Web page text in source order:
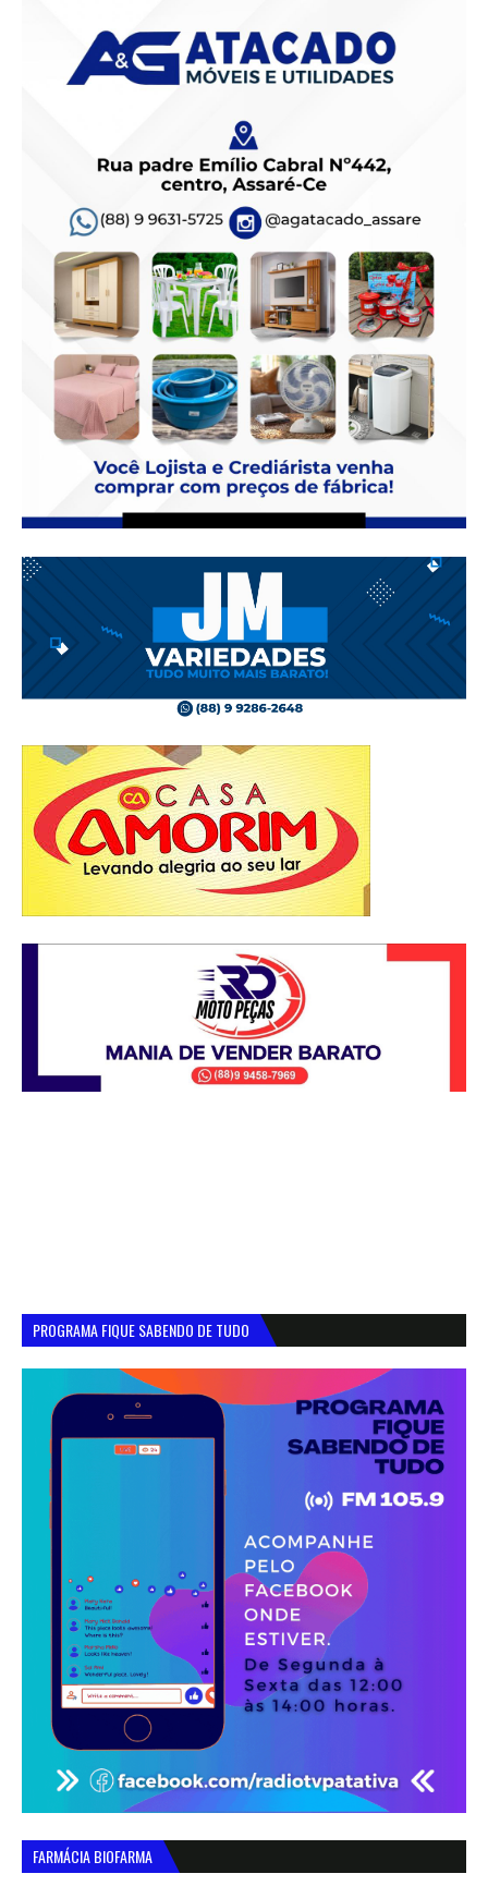
PROGRAMA FIQUE SABENDO DE TUDO
FARMÁCIA BIOFARMA